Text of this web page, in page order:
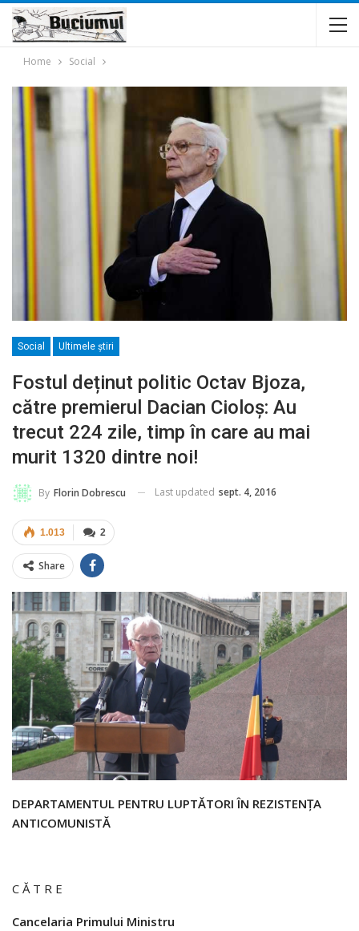
Home Social
Social Ultimele ştiri
Fostul deținut politic Octav Bjoza,
către premierul Dacian Cioloș: Au
trecut 224 zile, timp în care au mai
murit 1320 dintre noi!
By Florin Dobrescu Last updated sept. 4, 2016
2
1.013
Share
DEPARTAMENTUL PENTRU LUPTĂTORI ÎN REZISTENŢA
ANTICOMUNISTĂ
C Ă T R E
Cancelaria Primului Ministru